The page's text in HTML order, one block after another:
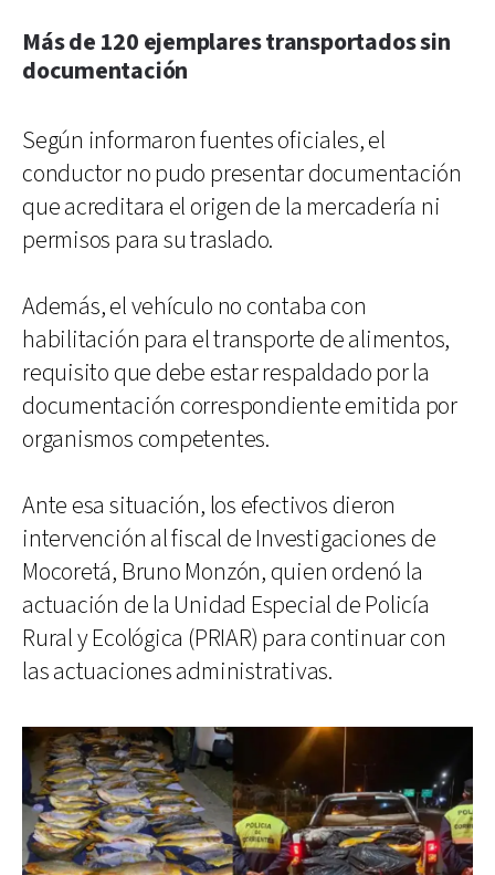
Más de 120 ejemplares transportados sin
documentación
Según informaron fuentes oficiales, el
conductor no pudo presentar documentación
que acreditara el origen de la mercadería ni
permisos para su traslado.
Además, el vehículo no contaba con
habilitación para el transporte de alimentos,
requisito que debe estar respaldado por la
documentación correspondiente emitida por
organismos competentes.
Ante esa situación, los efectivos dieron
intervención al fiscal de Investigaciones de
Mocoretá, Bruno Monzón, quien ordenó la
actuación de la Unidad Especial de Policía
Rural y Ecológica (PRIAR) para continuar con
las actuaciones administrativas.